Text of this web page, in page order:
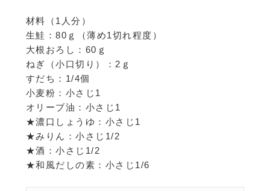
材料（1人分）
生鮭：80ｇ（薄め1切れ程度）
大根おろし：60ｇ
ねぎ（小口切り）：2ｇ
すだち：1/4個
小麦粉：小さじ1
オリーブ油：小さじ1
★濃口しょうゆ：小さじ1
★みりん：小さじ1/2
★酒：小さじ1/2
★和風だしの素：小さじ1/6